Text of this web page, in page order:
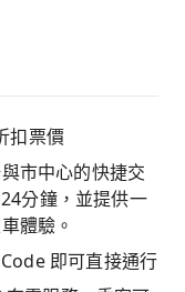
扣票價
市中心的快捷交
分鐘，並提供一
體驗。
即可直接通行